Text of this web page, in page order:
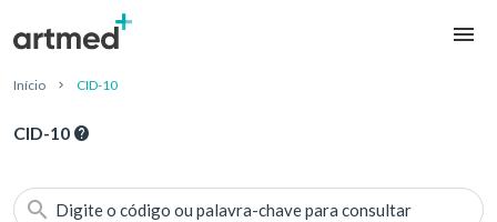
Início CID-10
CID-10
Digite o código ou palavra-chave para consultar